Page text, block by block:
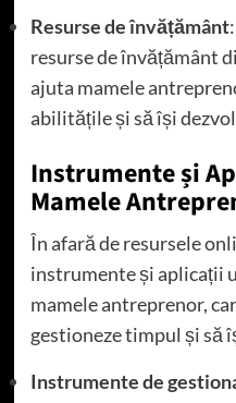
Resurse de învățământ
resurse de învățământ
ajuta mamele
abilitățile și să își
Instrumente și
Mamele
În afară de resursele
instrumente și aplicații
mamele antreprenor,
gestioneze timpul și să
Instrumente de